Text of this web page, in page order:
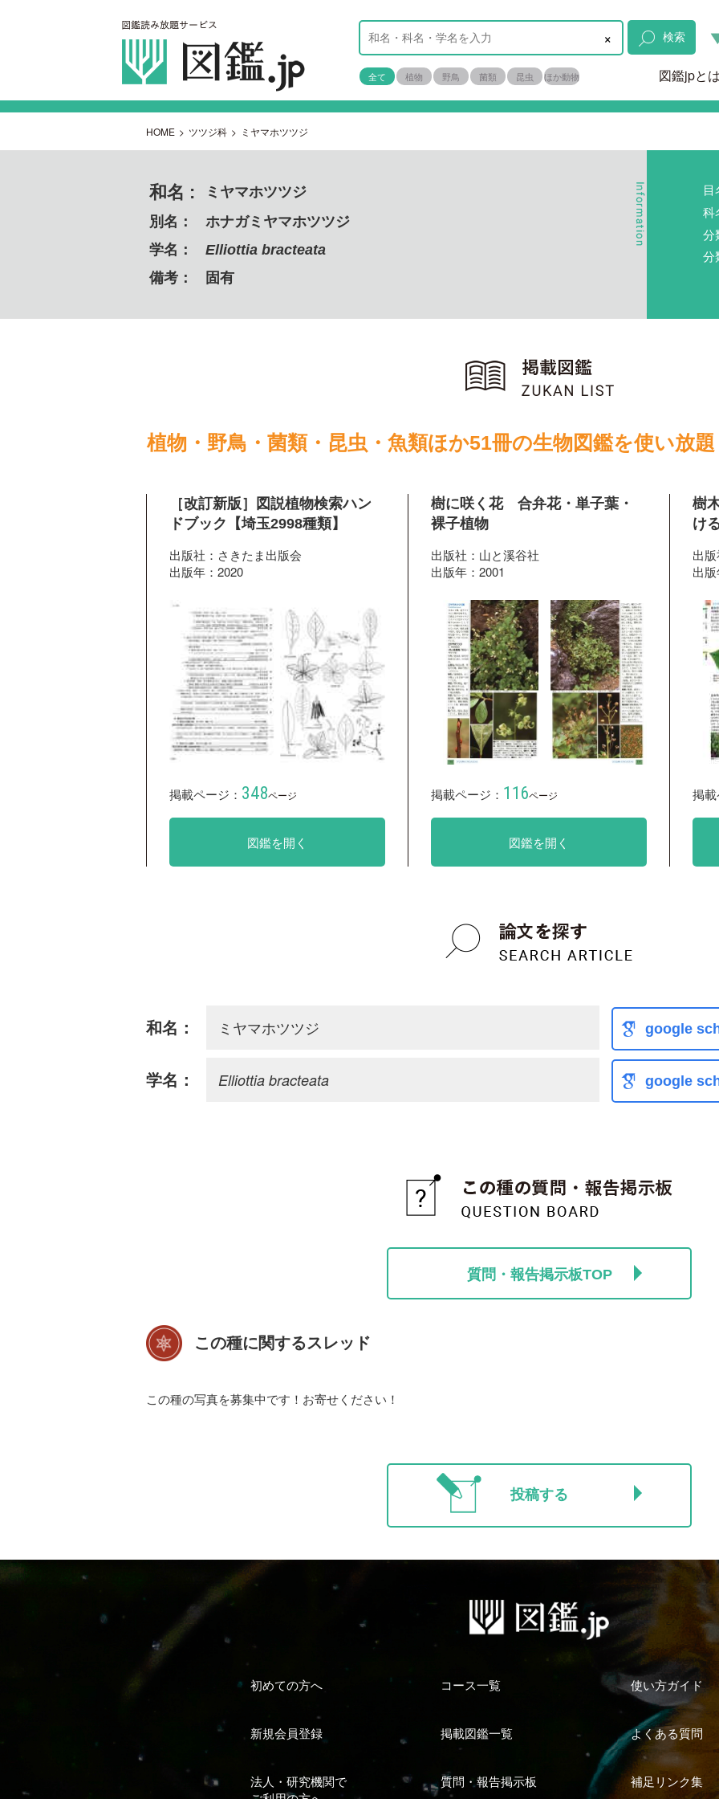
× 検索
全て 植物 野鳥 菌類 昆虫 ほか動物 図鑑jpと
HOME > ツツジ科 > ミヤマホツツジ
和名 :
ミヤマホツツジ
別名：
ホナガミヤマホツツジ
学名：
Elliottia bracteata
備考：
固有
科
分
分
植物・野鳥・菌類・昆虫・魚類ほか51冊の生物図鑑を使い放題
［改訂新版］図説植物検索ハン
ドブック【埼玉2998種類】
出版社：さきたま出版会
出版年：2020
掲載ページ： 348ページ
図鑑を開く
樹に咲く花 合弁花・単子葉・
裸子植物
出版社：山と溪谷社
出版年：2001
掲載ページ： 116ページ
図鑑を開く
樹
け
出
出
掲
和名： ミヤマホツツジ google
学名： Elliottia bracteata google
質問・報告掲示板TOP
この種に関するスレッド
この種の写真を募集中です！お寄せください！
投稿する
初めての方へ コース一覧 使い方ガイド
新規会員登録 掲載図鑑一覧 よくある質問
法人・研究機関で
質問・報告掲示板 補足リンク集